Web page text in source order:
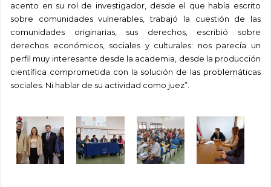
acento en su rol de investigador, desde el que había escrito
sobre comunidades vulnerables, trabajó la cuestión de las
comunidades originarias, sus derechos, escribió sobre
derechos económicos, sociales y culturales: nos parecía un
perfil muy interesante desde la academia, desde la producción
científica comprometida con la solución de las problemáticas
sociales. Ni hablar de su actividad como juez”.